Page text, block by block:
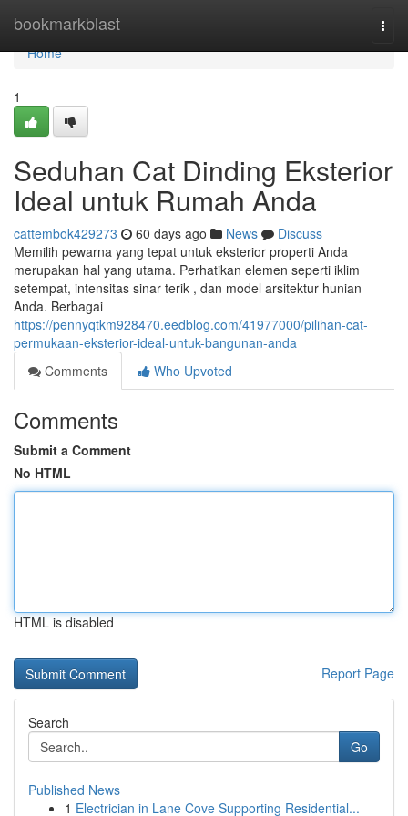
bookmarkblast
Home
Home
1
Seduhan Cat Dinding Eksterior
Ideal untuk Rumah Anda
cattembok429273 60 days ago News
Discuss
Memilih pewarna yang tepat untuk eksterior properti Anda
merupakan hal yang utama. Perhatikan elemen seperti iklim
setempat, intensitas sinar terik , dan model arsitektur hunian
Anda. Berbagai
https://pennyqtkm928470.eedblog.com/41977000/pilihan-cat-
permukaan-eksterior-ideal-untuk-bangunan-anda
Comments
Who Upvoted
Comments
Submit a Comment
No HTML
HTML is disabled
Report Page
Search
Go
Published News
1 Electrician in Lane Cove Supporting Residential...